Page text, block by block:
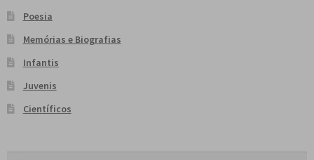
Poesia
Memórias e Biografias
Infantis
Juvenis
Científicos